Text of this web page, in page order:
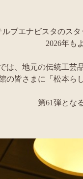
ルブエナビスタのス
2026年も
は、地元の伝統工
の皆さまに「松本ら
第61弾とな